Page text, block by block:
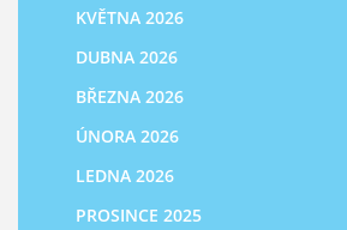
KVĚTNA 2026
DUBNA 2026
BŘEZNA 2026
ÚNORA 2026
LEDNA 2026
PROSINCE 2025